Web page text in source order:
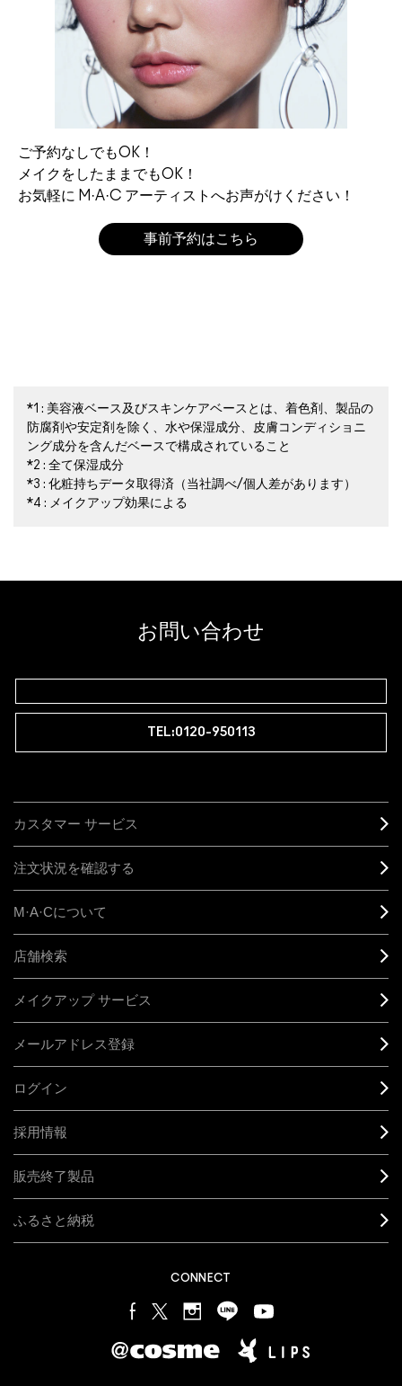
ご予約なしでもOK！
メイクをしたままでもOK！
お気軽に M·A·C アーティストへお声がけください！
事前予約はこちら
*1 : 美容液ベース及びスキンケアベースとは、着色剤、製品の
防腐剤や安定剤を除く、水や保湿成分、皮膚コンディショニ
ング成分を含んだベースで構成されていること
*2 : 全て保湿成分
*3 : 化粧持ちデータ取得済（当社調べ/個人差があります）
*4 : メイクアップ効果による
お問い合わせ
TEL:0120-950113
カスタマー サービス
注文状況を確認する
M·A·Cについて
店舗検索
メイクアップ サービス
メールアドレス登録
ログイン
採用情報
販売終了製品
ふるさと納税
CONNECT